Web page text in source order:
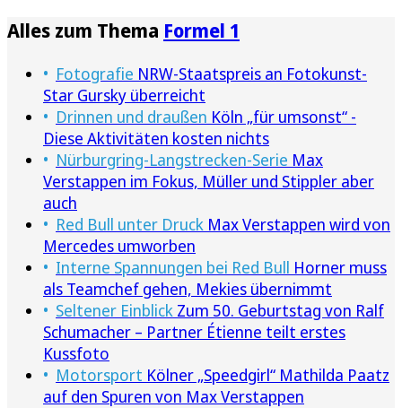
Alles zum Thema Formel 1
Fotografie NRW-Staatspreis an Fotokunst-
Star Gursky überreicht
Drinnen und draußen Köln „für umsonst“ -
Diese Aktivitäten kosten nichts
Nürburgring-Langstrecken-Serie Max
Verstappen im Fokus, Müller und Stippler aber
auch
Red Bull unter Druck Max Verstappen wird von
Mercedes umworben
Interne Spannungen bei Red Bull Horner muss
als Teamchef gehen, Mekies übernimmt
Seltener Einblick Zum 50. Geburtstag von Ralf
Schumacher – Partner Étienne teilt erstes
Kussfoto
Motorsport Kölner „Speedgirl“ Mathilda Paatz
auf den Spuren von Max Verstappen